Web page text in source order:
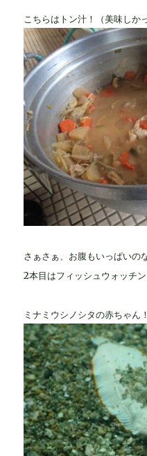
こちらはトン汁！（美味しか
さぁさぁ、お腹もいっぱいの
2本目はフィッシュウォッチ
ミナミウシノシタの赤ちゃん